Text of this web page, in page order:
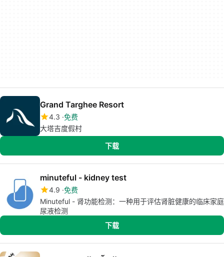
Grand Targhee Resort
4.3 免费
大塔吉度假村
下载
minuteful - kidney test
4.9 免费
Minuteful - 肾功能检测：一种用于评估肾脏健康的临床家庭
尿液检测
下载